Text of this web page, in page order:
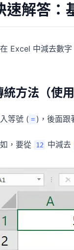
速解答：
Excel 中減去數
統方法（使用
等號 ( = )，後面跟
，要從 12 中減去